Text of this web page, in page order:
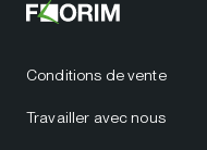
Conditions de vente
Travailler avec nous